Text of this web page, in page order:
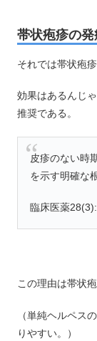
帯状疱疹の
それでは帯状疱
効果はあるんじ
推奨である。
皮疹のない時
を示す明確な
臨床医薬
この理由は帯状
（単純ヘルペス
りやすい。）